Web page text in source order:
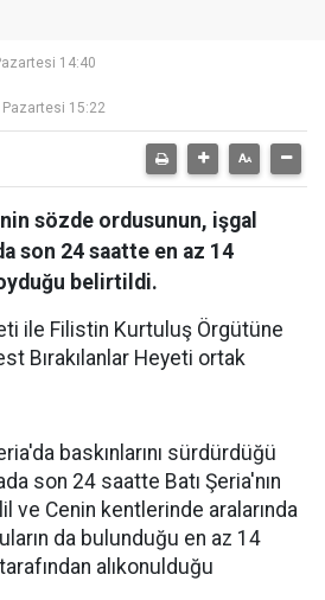
14:40
Pazartesi 15:22
sözde ordusunun, işgal
son 24 saatte en az 14
belirtildi.
ile Filistin Kurtuluş Örgütüne
Bırakılanlar Heyeti ortak
baskınlarını sürdürdüğü
son 24 saatte Batı Şeria'nın
ve Cenin kentlerinde aralarında
da bulunduğu en az 14
alıkonulduğu